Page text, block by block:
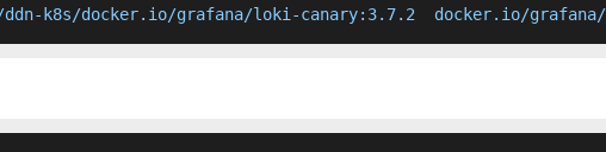
ddn-k8s/docker.io/grafana/loki-canary:3.7.2  docker.io/